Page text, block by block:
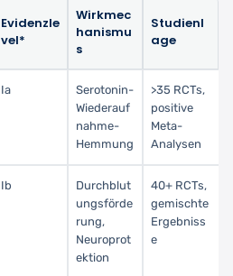
Evidenzle
vel*
Wirkmec
hanismu
s
Studienl
age
Ia
Serotonin-
Wiederauf
nahme-
Hemmung
>35 RCTs,
positive
Meta-
Analysen
Ib
Durchblut
ungsförde
rung,
Neuroprot
ektion
40+ RCTs,
gemischte
Ergebniss
e